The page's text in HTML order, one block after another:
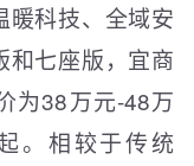
暖科技、全域安
和七座版，宜商
为38万元-48万
。相较于传统